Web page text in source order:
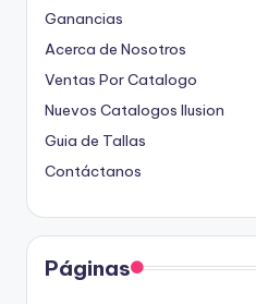
Ganancias
Acerca de Nosotros
Ventas Por Catalogo
Nuevos Catalogos Ilusion
Guia de Tallas
Contáctanos
Páginas